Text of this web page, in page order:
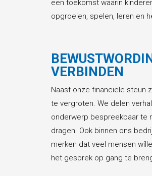
een toekomst waarin
opgroeien, spelen, leren en
VERBINDEN
Naast onze financiële steun
te vergroten. We delen
onderwerp bespreekbaar te
dragen. Ook binnen ons
merken dat veel mensen
het gesprek op gang te